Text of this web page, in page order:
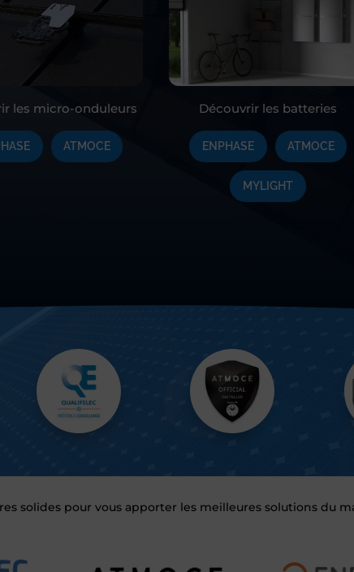
les micro-onduleurs
ATMOCE
Découvrir les batteries
ENPHASE ATMOCE
MYLIGHT
solides pour vous apporter les meilleures solutions du